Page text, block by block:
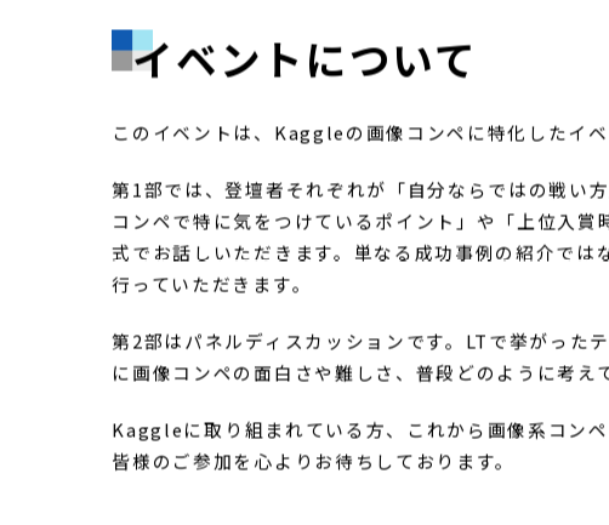
イベントについて
このイベントは、Kaggleの画像コンペに特化したイ
コンペで特に気をつけているポイント」や「上位入賞
式でお話しいただきます。単なる成功事例の紹介では
第2部はパネルディスカッションです。LTで挙がった